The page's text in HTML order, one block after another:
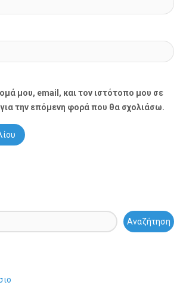
μου, email, και τον ιστότοπο μου σε
την επόμενη φορά που θα σχολιάσω.
Αναζήτηση